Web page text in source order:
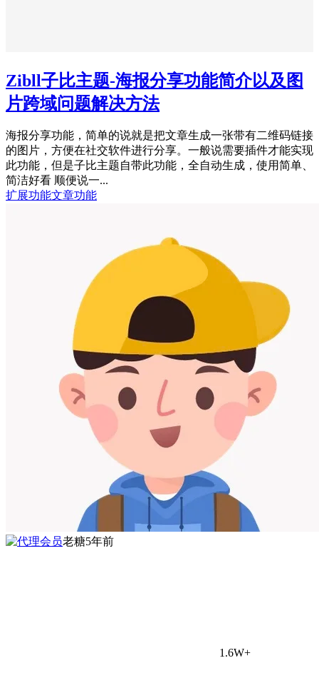
Zibll子比主题-海报分享功能简介以及图
片跨域问题解决方法
海报分享功能，简单的说就是把文章生成一张带有二维码链接
的图片，方便在社交软件进行分享。一般说需要插件才能实现
此功能，但是子比主题自带此功能，全自动生成，使用简单、
简洁好看 顺便说一...
扩展功能文章功能
老糖5年前
1.6W+